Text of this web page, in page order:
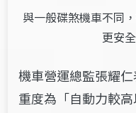
與一般碟煞機車不同
更安
機車營運總監張耀
重度為「自動力較